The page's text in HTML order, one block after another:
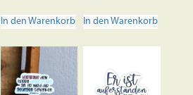
In den Warenkorb In den Warenkorb